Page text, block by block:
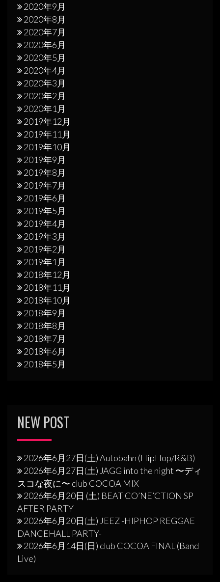
2020年9月
2020年8月
2020年7月
2020年6月
2020年5月
2020年4月
2020年3月
2020年2月
2020年1月
2019年12月
2019年11月
2019年10月
2019年9月
2019年8月
2019年7月
2019年6月
2019年5月
2019年4月
2019年3月
2019年2月
2019年1月
2018年12月
2018年11月
2018年10月
2018年9月
2018年8月
2018年7月
2018年6月
2018年5月
NEW POST
2026年6月27日(土) Autobahn (HipHop/R&B)
2026年6月27日(土) JAGG into the night 〜ディ
スコな夜に〜 club COCOA MIX
2026年6月20日 (土) BEAT CO’NE’CTION SP
AFTER PARTY
2026年6月20日(土) JEEZ -HIPHOP REGGAE
DANCEHALL PARTY-
2026年6月14日(日) club COCOA FINAL (Band
Live)